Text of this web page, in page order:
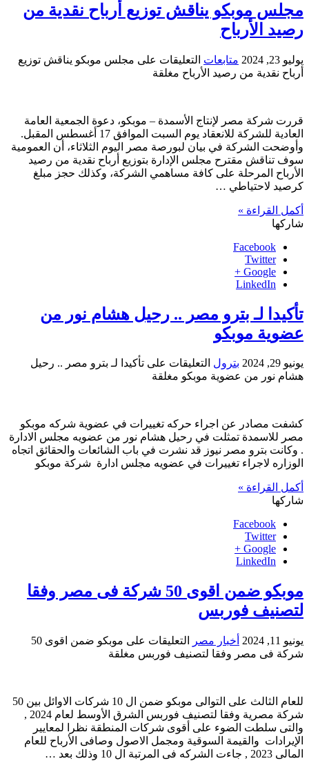
مجلس موبكو يناقش توزيع أرباح نقدية من
رصيد الأرباح
يوليو 23, 2024 متابعات التعليقات على مجلس موبكو يناقش توزيع
أرباح نقدية من رصيد الأرباح مغلقة
قررت شركة مصر لإنتاج الأسمدة – موبكو، دعوة الجمعية العامة
العادية للشركة للانعقاد يوم السبت الموافق 17 أغسطس المقبل.
وأوضحت الشركة في بيان لبورصة مصر اليوم الثلاثاء، أن العمومية
سوف تناقش مقترح مجلس الإدارة بتوزيع أرباح نقدية من رصيد
الأرباح المرحلة على كافة مساهمي الشركة، وكذلك حجز مبلغ
كرصيد لاحتياطي …
أكمل القراءة »
شاركها
Facebook
Twitter
Google +
LinkedIn
تأكيدا لـ بترو مصر .. رحيل هشام نور من
عضوية موبكو
يونيو 29, 2024 بترول التعليقات على تأكيدا لـ بترو مصر .. رحيل
هشام نور من عضوية موبكو مغلقة
كشفت مصادر عن اجراء حركه تغييرات في عضوية شركه موبكو
مصر للاسمدة تمثلت في رحيل هشام نور من عضويه مجلس الادارة
. وكانت بترو مصر نيوز قد نشرت في باب الشائعات والحقائق اتجاه
الوزاره لاجراء تغييرات في عضويه مجلس ادارة شركة موبكو
أكمل القراءة »
شاركها
Facebook
Twitter
Google +
LinkedIn
موبكو ضمن اقوى 50 شركة فى مصر وفقا
لتصنيف فوربس
يونيو 11, 2024 أخبار مصر التعليقات
على موبكو ضمن اقوى 50
شركة فى مصر وفقا لتصنيف فوربس مغلقة
للعام الثالث على التوالى موبكو ضمن ال 10 شركات الاوائل بين 50
شركة مصرية وفقا لتصنيف فوربس الشرق الأوسط لعام 2024 ,
والتى سلطت الضوء على أقوى شركات المنطقة نظرا لمعايير
الإيرادات والقيمة السوقية ومجمل الاصول وصافى الأرباح للعام
المالى 2023 , جاءت الشركه فى المرتبة ال 10 وذلك بعد …